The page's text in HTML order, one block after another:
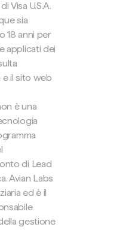
Visa U.S.A.
sia
18 anni per
applicati dei
e il sito web
è una
di Lead
Avian Labs
ed è il
gestione